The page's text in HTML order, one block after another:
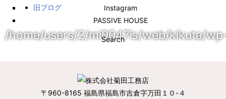
Instagram
PASSIVE HOUSE
Search
/home/users/2/mi0047is/web/kikuta/
旧ブログ
〒960-8165 福島県福島市吉倉字万田１０-４